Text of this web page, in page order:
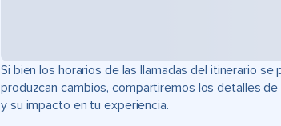
Si bien los horarios de las llamadas del itinerario
produzcan cambios, compartiremos los detalles
y su impacto en tu experiencia.